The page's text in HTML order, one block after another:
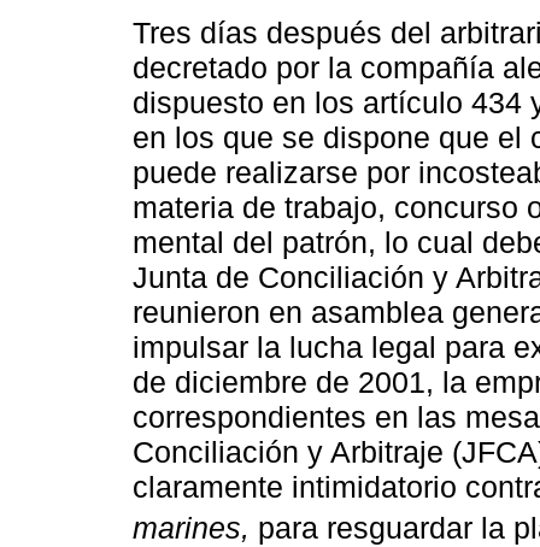
Tres días después del
decretado por la compañía
dispuesto en los artículo 434
en los que se dispone que el
puede realizarse por
materia de trabajo, concurso
mental del patrón, lo cual
Junta de Conciliación y
reunieron en asamblea
impulsar la lucha legal para
de diciembre de 2001, la
correspondientes en las
Conciliación y Arbitraje
claramente intimidatorio
marines, para resguardar la